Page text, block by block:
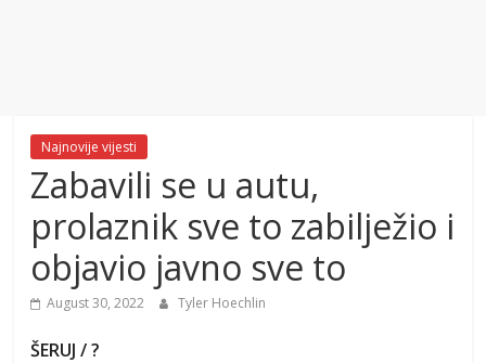
Najnovije vijesti
Zabavili se u autu,
prolaznik sve to zabilježio i
objavio javno sve to
August 30, 2022 Tyler Hoechlin
ŠERUJ / ?